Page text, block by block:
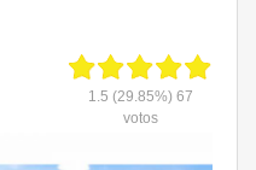
1.5 (29.85%) 67
votos